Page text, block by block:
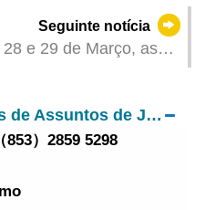
Seguinte notícia
e 29 de Março, as
dos produtos
promocionais
de qualidade” e
Direcção dos Serviços de Assuntos de Justiça
853）2859 5298